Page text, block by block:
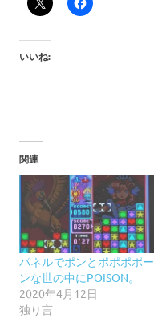
いいね:
関連
パネルでポンとポポポポー
ンな世の中にPOISON。
2020年4月12日
独り言